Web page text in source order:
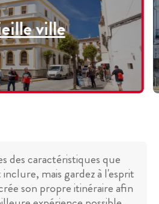
ville
des caractéristiques que
mais gardez à l'esprit
son propre itinéraire afin